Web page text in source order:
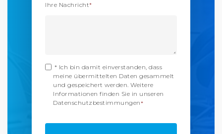
Ihre Nachricht*
* Ich bin damit einverstanden, dass
meine übermittelten Daten gesammelt
und gespeichert werden. Weitere
Informationen finden Sie in unseren
Datenschutzbestimmungen*